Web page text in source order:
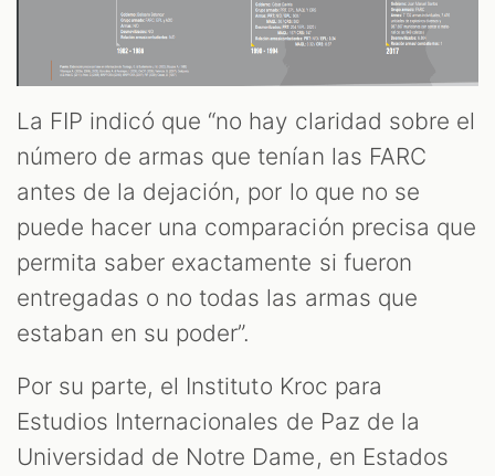
La FIP indicó que “no hay claridad sobre el
número de armas que tenían las FARC
antes de la dejación, por lo que no se
puede hacer una comparación precisa que
permita saber exactamente si fueron
entregadas o no todas las armas que
estaban en su poder”.
Por su parte, el Instituto Kroc para
Estudios Internacionales de Paz de la
Universidad de Notre Dame, en Estados